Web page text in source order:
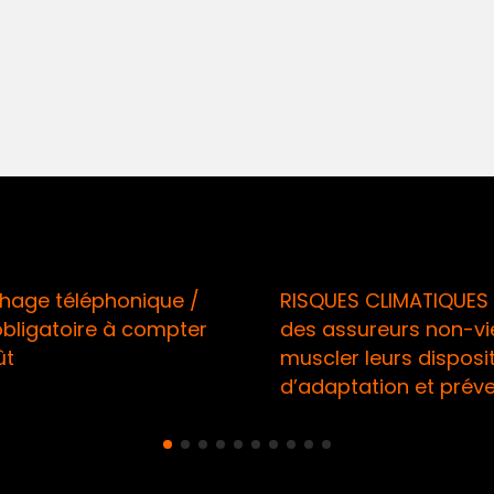
/
à compter
RISQUES CLIMATIQUES / Appel
des assureurs non-vie à
muscler leurs dispositifs
d’adaptation et prévention